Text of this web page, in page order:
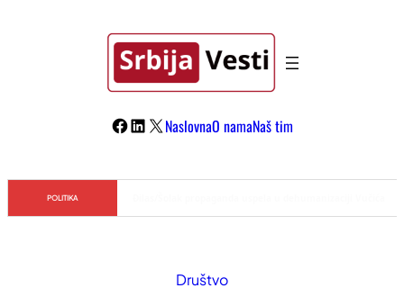
Facebook
LinkedIn
X NaslovnaO namaNaš tim
POLITIKA
Društvo